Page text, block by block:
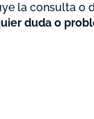
la consulta o
duda o